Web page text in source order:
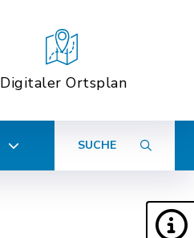
Digitaler Ortsplan
SUCHE